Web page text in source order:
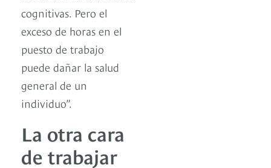
cognitivas. Pero el
exceso de horas en el
puesto de trabajo
puede dañar la salud
general de un
individuo”.
La otra cara
de trabajar